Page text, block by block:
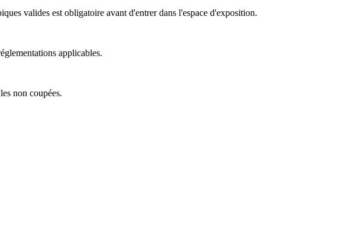
valides est obligatoire avant d'entrer dans l'espace d'exposition.
applicables.
non coupées.